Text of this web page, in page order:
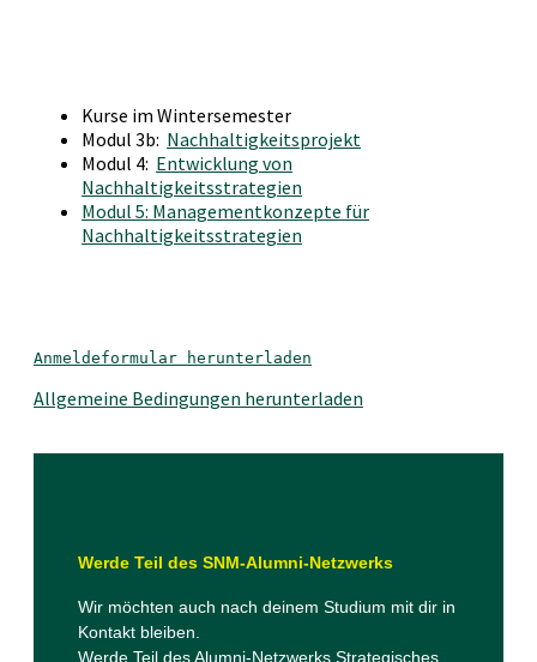
Kurse im Wintersemester
Modul 3b: Nachhaltigkeitsprojekt
Modul 4: Entwicklung von
Nachhaltigkeitsstrategien
Modul 5: Managementkonzepte für
Nachhaltigkeitsstrategien
Anmeldeformular herunterladen
Allgemeine Bedingungen herunterladen